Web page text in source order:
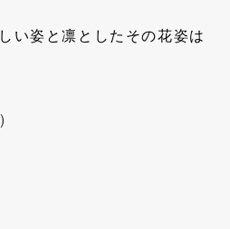
い姿と凛としたその花姿は